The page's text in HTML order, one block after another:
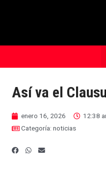
Así va el
enero 16, 2026 12:38
Categoría: noticias